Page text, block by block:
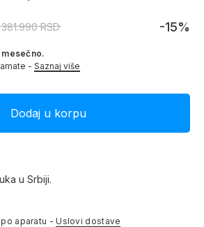
381.990 RSD -15%
mesečno.
- Saznaj više
u Srbiji.
po aparatu -Uslovi dostave